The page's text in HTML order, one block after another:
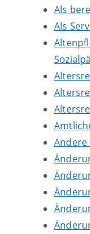
Als
Als
Andere